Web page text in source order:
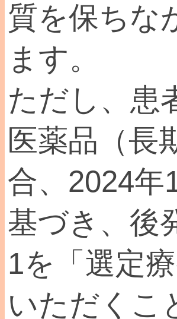
質を保ちな
ます。
ただし、患
医薬品（長
合、2024年
基づき、後
1を「選定
いただくこ